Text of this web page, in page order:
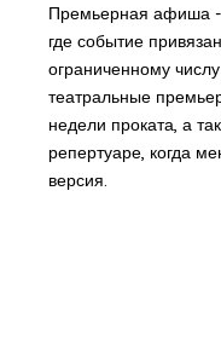
Премьерная афиша -
где событие
ограниченному
театральные
недели проката, а
репертуаре, когда
версия.